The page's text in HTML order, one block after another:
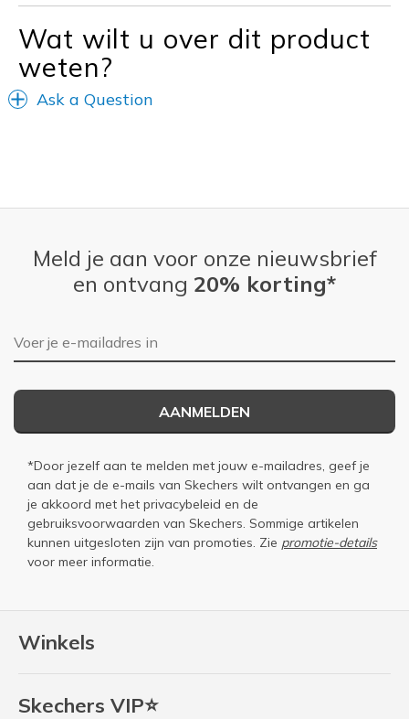
Wat wilt u over dit product
weten?
Ask a Question
Winkels
Skechers VIP⭐
Meld je aan voor onze nieuwsbrief
en ontvang 20% korting*
E-mailadres
AANMELDEN
*Door jezelf aan te melden met jouw e-mailadres, geef je
aan dat je de e-mails van Skechers wilt ontvangen en ga
je akkoord met het privacybeleid en de
gebruiksvoorwaarden van Skechers. Sommige artikelen
kunnen uitgesloten zijn van promoties. Zie promotie-details
voor meer informatie.